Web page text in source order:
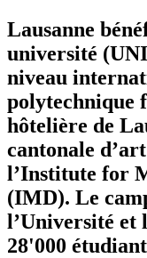
Lausanne
université
niveau
polytechnique
hôtelière de
cantonale
l’Institute for
(IMD). Le
l’Université et
28'000